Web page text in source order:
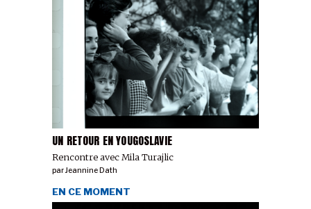
UN RETOUR EN YOUGOSLAVIE
Rencontre avec Mila Turajlic
parJeannine Dath
EN CE MOMENT